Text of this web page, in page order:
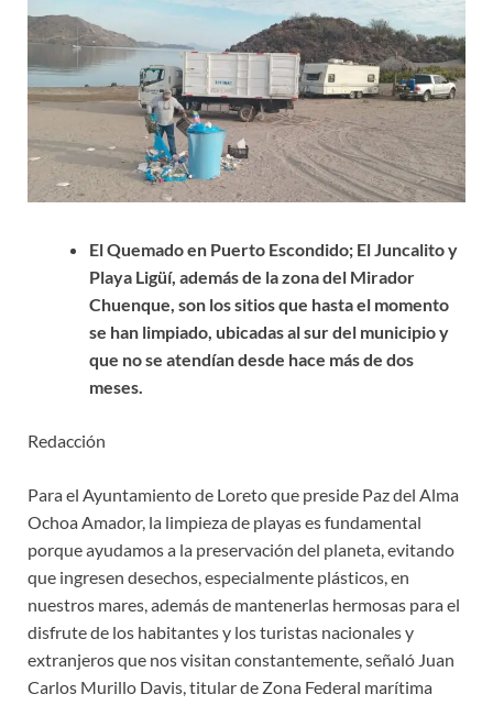
El Quemado en Puerto Escondido; El Juncalito y
Playa Ligüí, además de la zona del Mirador
Chuenque, son los sitios que hasta el momento
se han limpiado, ubicadas al sur del municipio y
que no se atendían desde hace más de dos
meses.
Redacción
Para el Ayuntamiento de Loreto que preside Paz del Alma
Ochoa Amador, la limpieza de playas es fundamental
porque ayudamos a la preservación del planeta, evitando
que ingresen desechos, especialmente plásticos, en
nuestros mares, además de mantenerlas hermosas para el
disfrute de los habitantes y los turistas nacionales y
extranjeros que nos visitan constantemente, señaló Juan
Carlos Murillo Davis, titular de Zona Federal marítima